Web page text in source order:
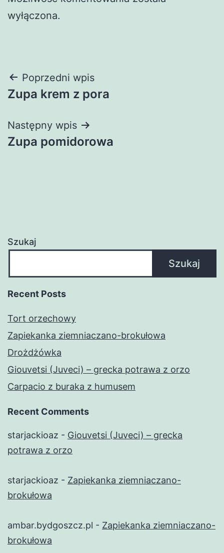
wyłączona.
Nawigacja
wpisu
Poprzedni wpis
Zupa krem z pora
Następny wpis
Zupa pomidorowa
Szukaj
Szukaj
Recent Posts
Tort orzechowy
Zapiekanka ziemniaczano-brokułowa
Drożdżówka
Giouvetsi (Juveci) – grecka potrawa z orzo
Carpacio z buraka z humusem
Recent Comments
starjackioaz - Giouvetsi (Juveci) – grecka
potrawa z orzo
starjackioaz - Zapiekanka ziemniaczano-
brokułowa
ambar.bydgoszcz.pl - Zapiekanka ziemniaczano-
brokułowa